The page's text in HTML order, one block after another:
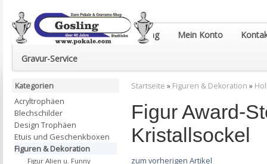
Euro-Pokale & Gravur-Shop Gosling Mein Konto
Gravur-Service
Startseite » Figuren & Dekoration »
Figur Award-
Kristallsockel
zum vorherigen Artikel
Kategorien
Acryltrophäen
Blechschilder
Design Trophäen
Etuis und Geschenkboxen
Figuren & Dekoration
Figur Alien u. Funny